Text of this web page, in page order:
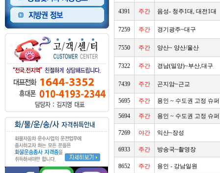
4391 주간 음성- 청주1대, 대전1대
7259 주간 경기광주~대구
7550 주간 양산~ 양산/울산
7322 주간 경남(밀양)~부산,대구
7439 주간 곤지암~근교
5695 주간 용인 ~ 수도권 고정 슈퍼
5694 주간 용인 ~ 수도권 고정 슈퍼
7269 야간 익산~장성
6933 주간 방송국~촬영장
8652 주간 용인 - 강남일원